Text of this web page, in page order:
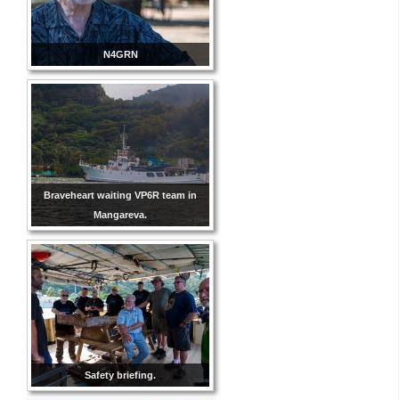
N4GRN
Braveheart waiting VP6R team in
Mangareva.
Safety briefing.